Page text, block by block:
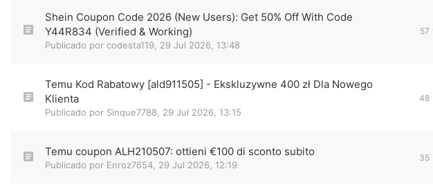
Shein Coupon Code 2026 (New Users): Get 50% Off With Code
Y44R834 (Verified & Working)
Publicado por codesta119 29 Jul 2026, 13:48
57
Temu Kod Rabatowy [ald911505] - Ekskluzywne 400 zł Dla Nowego
Klienta
Publicado por Sinque7788 29 Jul 2026, 13:15
48
Temu coupon ALH210507: ottieni €100 di sconto subito
Publicado por Enroz7654 29 Jul 2026, 12:19
35